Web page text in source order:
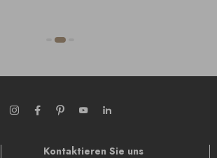
Kontaktieren Sie uns